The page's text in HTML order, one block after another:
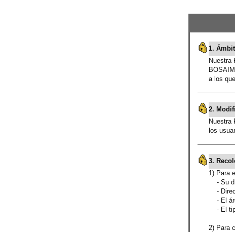
1.
Nuestra
a los
2.
Nuestra
los
3.
1) Para
- Su
-
- El
- El
2) Para